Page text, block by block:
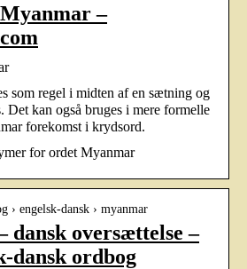
–
som regel i midten af ​​en sætning og
Det kan også bruges i mere formelle
forekomst i krydsord.
for ordet Myanmar
› engelsk-dansk › myanmar
dansk oversættelse –
dansk ordbog